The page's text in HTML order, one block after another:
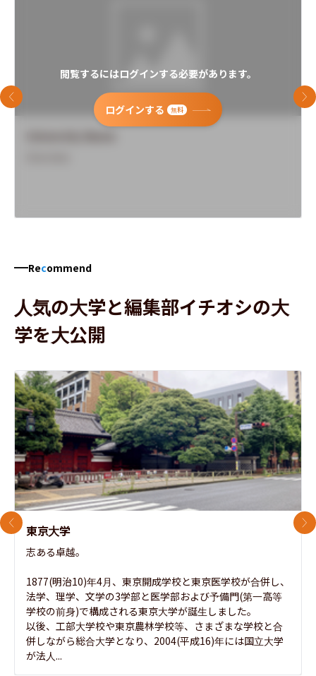
閲覧するにはログインする必要があります。
ログインする 無料
前のスライド 次
Recommend
人気の大学と編集部イチオシの大
学を大公開
東京大学
志ある卓越。
1877(明治10)年4月、東京開成学校と東京医学校が合併し、
法学、理学、文学の3学部と医学部および予備門(第一高等
学校の前身)で構成される東京大学が誕生しました。
以後、工部大学校や東京農林学校等、さまざまな学校と合
併しながら総合大学となり、2004(平成16)年には国立大学
が法人...
前のスライド 次